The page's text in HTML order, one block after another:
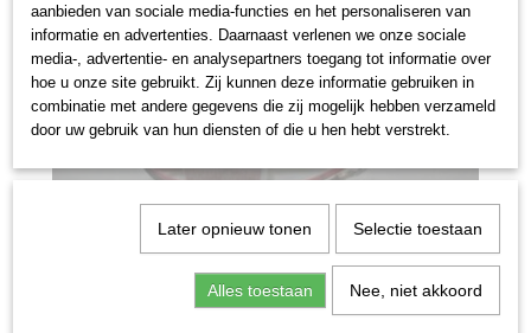
aanbieden van sociale media-functies en het personaliseren van
informatie en advertenties. Daarnaast verlenen we onze sociale
media-, advertentie- en analysepartners toegang tot informatie over
hoe u onze site gebruikt. Zij kunnen deze informatie gebruiken in
combinatie met andere gegevens die zij mogelijk hebben verzameld
door uw gebruik van hun diensten of die u hen hebt verstrekt.
Later opnieuw tonen Selectie toestaan
Alles toestaan Nee, niet akkoord